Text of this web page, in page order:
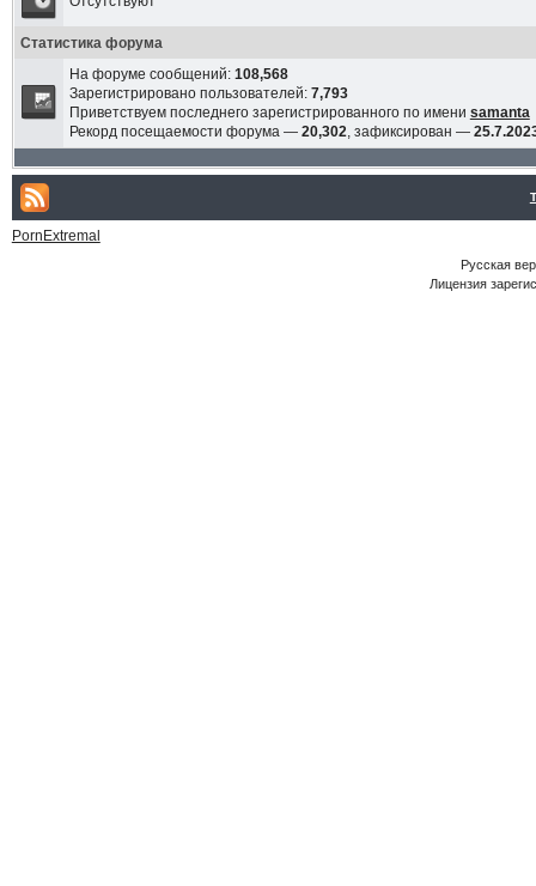
Статистика форума
На форуме сообщений: 108,568
Зарегистрировано пользователей: 7,793
Приветствуем последнего зарегистрированного по имени samanta
Рекорд посещаемости форума — 20,302, зафиксирован —
PornExtremal
Русская
Лицензия